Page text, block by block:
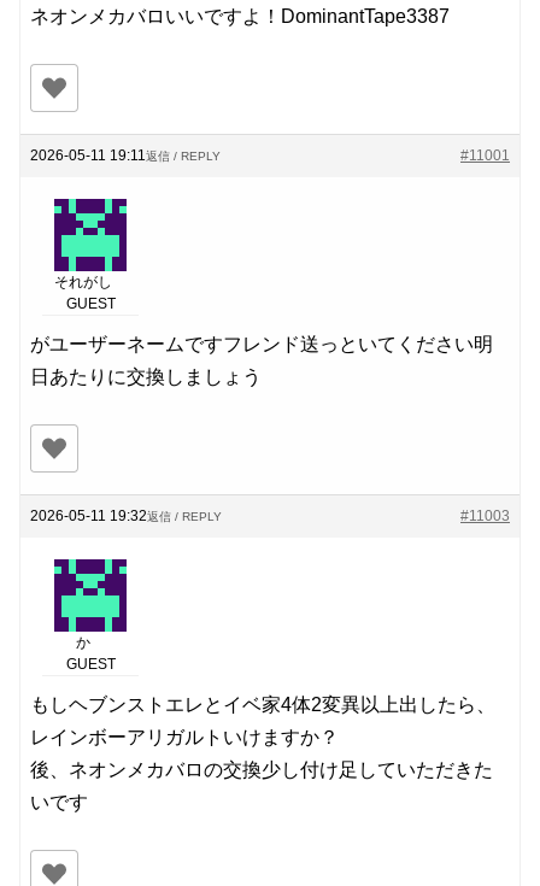
ネオンメカバロいいですよ！DominantTape3387
2026-05-11 19:11 #11001
返信 / REPLY
それがし
GUEST
がユーザーネームですフレンド送っといてください明
日あたりに交換しましょう
2026-05-11 19:32 #11003
返信 / REPLY
か
GUEST
もしヘブンストエレとイベ家4体2変異以上出したら、
レインボーアリガルトいけますか？
後、ネオンメカバロの交換少し付け足していただきた
いです